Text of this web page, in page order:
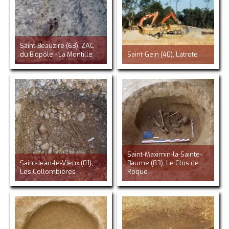
Saint-Beauzire (63), ZAC
du Biopôle - La Montille
Saint-Gein (40), Latrote
Saint-Jean-le-Vieux (01),
Les Collombières
Saint-Maximin-la-Sainte-
Baume (83), Le Clos de
Roque